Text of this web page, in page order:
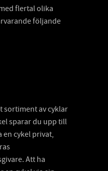
flertal olika
följande
sortiment av cyklar
sparar du upp till
en cykel privat,
Att ha